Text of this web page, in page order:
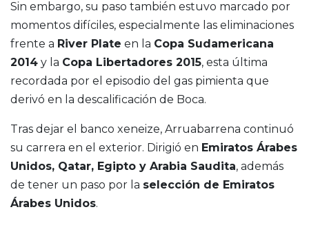
Sin embargo, su paso también estuvo marcado por
momentos difíciles, especialmente las eliminaciones
frente a River Plate en la Copa Sudamericana
2014 y la Copa Libertadores 2015, esta última
recordada por el episodio del gas pimienta que
derivó en la descalificación de Boca.
Tras dejar el banco xeneize, Arruabarrena continuó
su carrera en el exterior. Dirigió en Emiratos Árabes
Unidos, Qatar, Egipto y Arabia Saudita, además
de tener un paso por la selección de Emiratos
Árabes Unidos.